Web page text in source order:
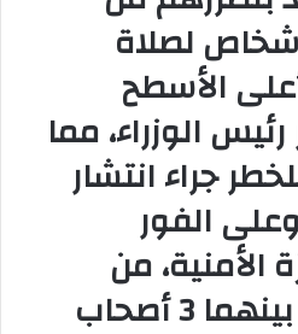
لصلاة
الأسطح
الوزراء، مما
جراء انتشار
الفور
الأمنية، من
ضبط 12 شخصًا بينهما 3 أصحاب